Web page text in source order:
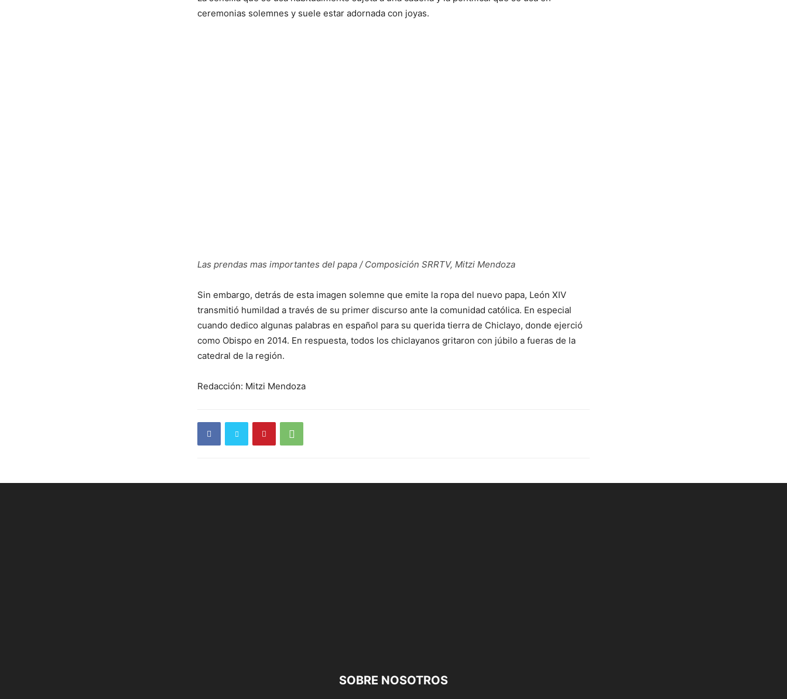
ceremonias solemnes y suele estar adornada con joyas.
Las prendas mas importantes del papa / Composición SRRTV, Mitzi Mendoza
Sin embargo, detrás de esta imagen solemne que emite la ropa del nuevo papa, León XIV
transmitió humildad a través de su primer discurso ante la comunidad católica. En especial
cuando dedico algunas palabras en español para su querida tierra de Chiclayo, donde ejerció
como Obispo en 2014. En respuesta, todos los chiclayanos gritaron con júbilo a fueras de la
catedral de la región.
Redacción: Mitzi Mendoza
SOBRE NOSOTROS